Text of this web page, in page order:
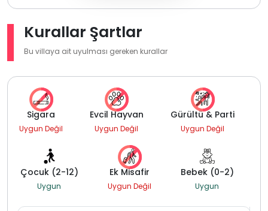
Kurallar Şartlar
Bu villaya ait uyulması gereken kurallar
Sigara
Uygun Değil
Evcil Hayvan
Uygun Değil
Gürültü & Parti
Uygun Değil
Çocuk (2-12)
Uygun
Ek Misafir
Uygun Değil
Bebek (0-2)
Uygun